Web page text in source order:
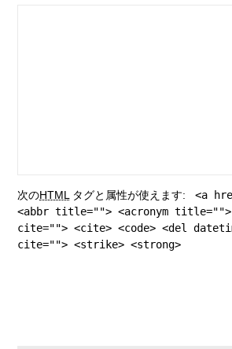
次のHTML タグと属性が使えます:
<a
<abbr title=""> <acronym title="">
cite=""> <cite> <code> <del
cite=""> <strike> <strong>